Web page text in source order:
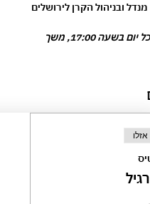
ובניהול הקרן לירושלים
11, 12, 17, 18, 19, 20 באוגוסט בכל יום בשעה 17:00, משך